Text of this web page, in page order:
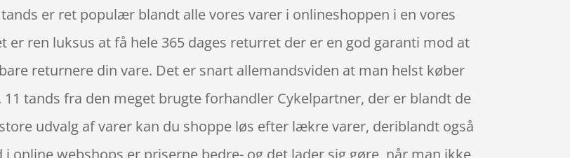
er ret populær blandt alle vores varer i onlineshoppen i en vores
er ren luksus at få hele 365 dages returret der er en god garanti mod at
returnere din vare. Det er snart allemandsviden at man helst køber
tands fra den meget brugte forhandler Cykelpartner, der er blandt de
udvalg af varer kan du shoppe løs efter lækre varer, deriblandt også